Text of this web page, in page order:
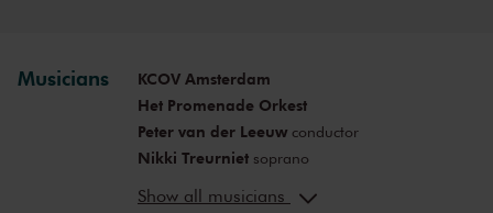
Musicians
KCOV Amsterdam
Het Promenade Orkest
Peter van der Leeuwconductor
Nikki Treurnietsoprano
Michael Wilmering
Show all musicians